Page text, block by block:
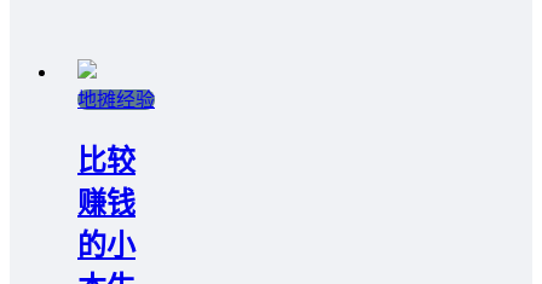
地摊经验
比较
赚钱
的小